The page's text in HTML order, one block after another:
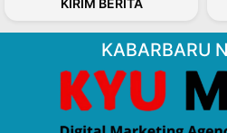
KABARBARU